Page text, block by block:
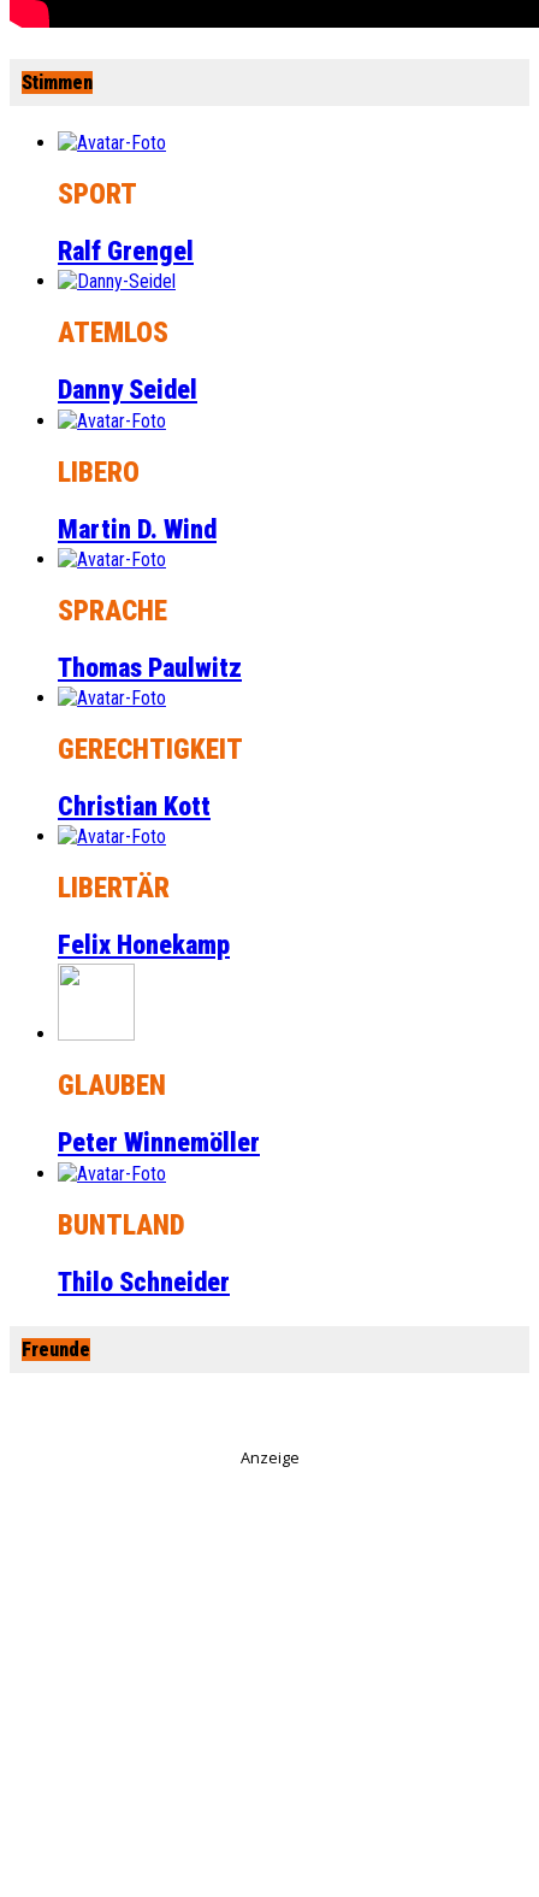
Stimmen
SPORT
Ralf Grengel
ATEMLOS
Danny Seidel
LIBERO
Martin D. Wind
SPRACHE
Thomas Paulwitz
GERECHTIGKEIT
Christian Kott
LIBERTÄR
Felix Honekamp
GLAUBEN
Peter Winnemöller
BUNTLAND
Thilo Schneider
Freunde
Anzeige